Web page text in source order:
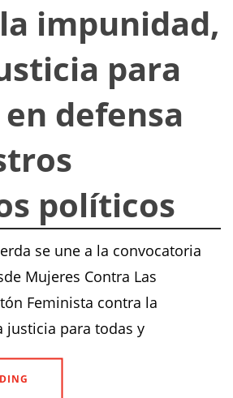
impunidad,
para
defensa
políticos
se une a la convocatoria
Mujeres Contra Las
Feminista contra la
justicia para todas y